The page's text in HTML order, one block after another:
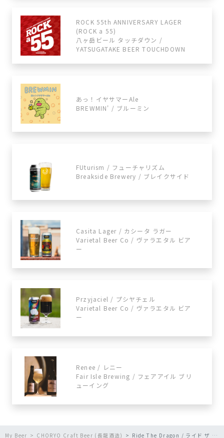
ROCK 55th ANNIVERSARY LAGER
(ROCK a 55)
八ヶ岳ビール タッチダウン /
YATSUGATAKE BEER TOUCHDOWN
あっ！イヤサマーAle
BREWMIN' / ブルーミン
FUturism / フューチャリズム
Breakside Brewery / ブレイクサイド
Casita Lager / カシータ ラガー
Varietal Beer Co / ヴァラエタル ビア
ー
Przyjaciel / プシヤチェル
Varietal Beer Co / ヴァラエタル ビア
ー
Renee / レニー
Fair Isle Brewing / フェアアイル ブリ
ューイング
My Beer CHORYO Craft Beer (長龍酒造) Ride The Dragon / ライド ザ ドラゴン